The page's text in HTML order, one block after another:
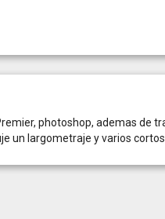
photoshop, ademas de
un largometraje y varios cortos.